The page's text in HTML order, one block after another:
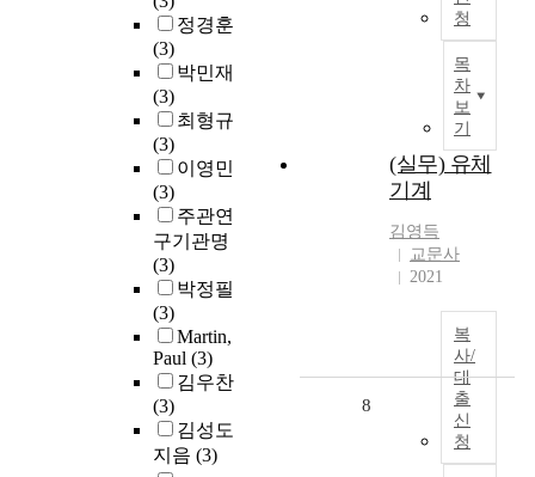
정경훈
(3)
박민재
(3)
최형규
(3)
이영민
(3)
주관연
구기관명
(3)
박정필
(3)
Martin,
Paul (3)
김우찬
(3)
김성도
지음 (3)
청
목
차
보
기
(실무) 유체
기계
김영득
교문사
2021
복
사/
대
출
신
청
8